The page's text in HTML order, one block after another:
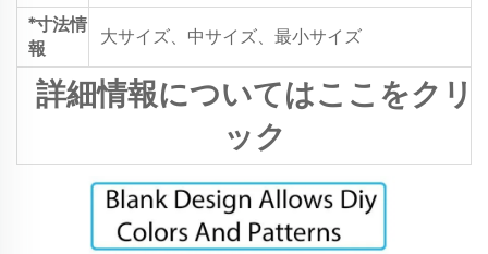
*寸法情
報
大サイズ、中サイズ、最小サイズ
詳細情報についてはここをクリ
ック